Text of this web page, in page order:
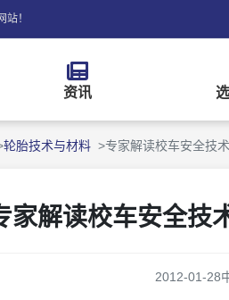
！
资讯
轮胎技术与材料 专家解读校车安全技
家解读校车安全技
2012-01-28